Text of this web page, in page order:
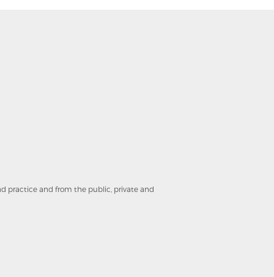
practice and from the public, private and